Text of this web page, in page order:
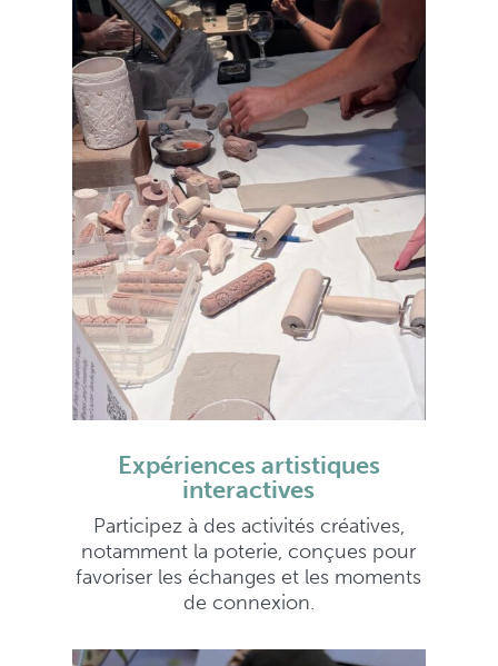
Expériences artistiques
interactives
Participez à des activités créatives,
notamment la poterie, conçues pour
favoriser les échanges et les moments
de connexion.